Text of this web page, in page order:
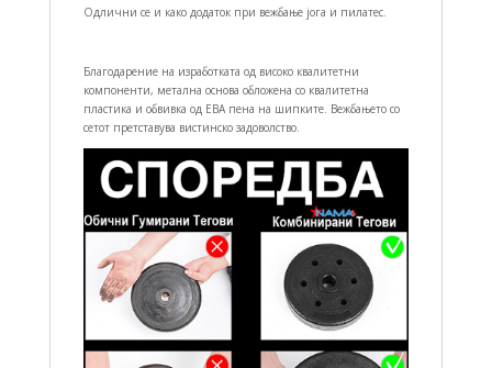
Одлични се и како додаток при вежбање јога и пилатес.
Благодарение на изработката од високо квалитетни
компоненти, метална основа обложена со квалитетна
пластика и обвивка од ЕВА пена на шипките. Вежбањето со
сетот претставува вистинско задоволство.